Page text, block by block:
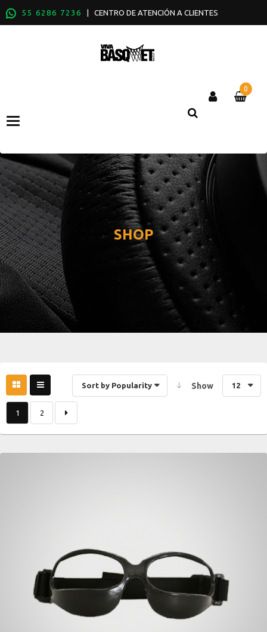
55 6286 7236 | CENTRO DE ATENCIÓN A CLIENTES
Categories
0
SHOP
Sort by Popularity Show 12
1 2